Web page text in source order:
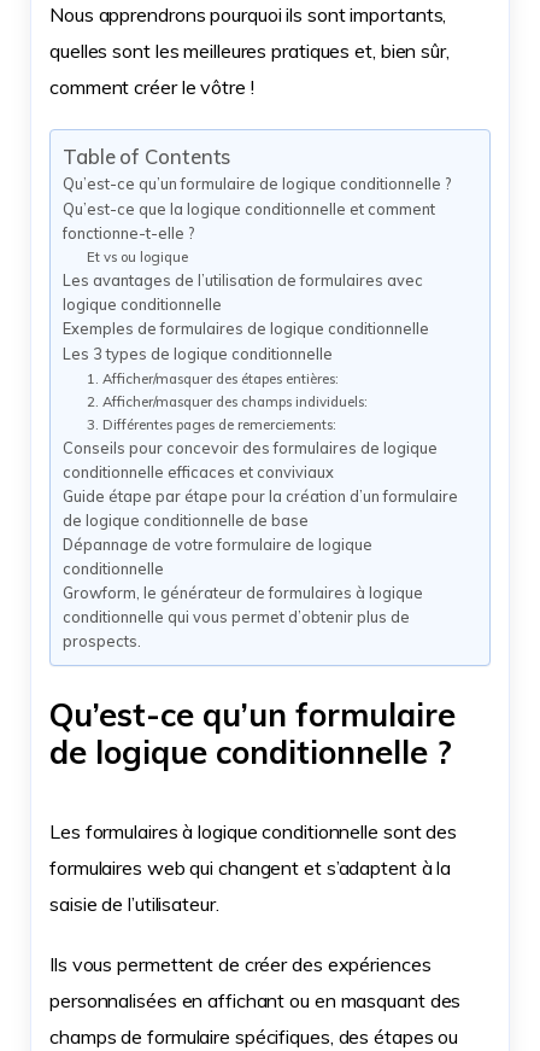
Nous apprendrons pourquoi ils sont importants,
quelles sont les meilleures pratiques et, bien sûr,
comment créer le vôtre !
Table of Contents
Qu’est-ce qu’un formulaire de logique conditionnelle ?
Qu’est-ce que la logique conditionnelle et comment
fonctionne-t-elle ?
Et vs ou logique
Les avantages de l’utilisation de formulaires avec
logique conditionnelle
Exemples de formulaires de logique conditionnelle
Les 3 types de logique conditionnelle
1. Afficher/masquer des étapes entières:
2. Afficher/masquer des champs individuels:
3. Différentes pages de remerciements:
Conseils pour concevoir des formulaires de logique
conditionnelle efficaces et conviviaux
Guide étape par étape pour la création d’un formulaire
de logique conditionnelle de base
Dépannage de votre formulaire de logique
conditionnelle
Growform, le générateur de formulaires à logique
conditionnelle qui vous permet d’obtenir plus de
prospects.
Qu’est-ce qu’un formulaire
de logique conditionnelle ?
Les formulaires à logique conditionnelle sont des
formulaires web qui changent et s’adaptent à la
saisie de l’utilisateur.
Ils vous permettent de créer des expériences
personnalisées en affichant ou en masquant des
champs de formulaire spécifiques, des étapes ou